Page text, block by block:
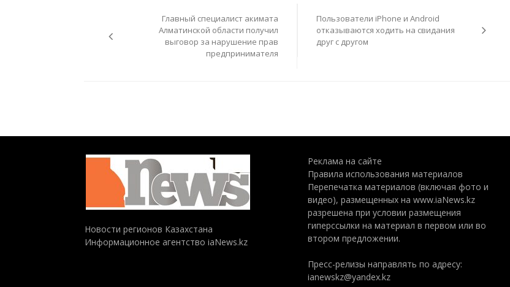
Главный специалист акимата
Алматинской области получил
выговор за нарушение прав
предпринимателя
Пользователи iPhone и Android
отказываются ходить на свидания
друг с другом
Новости регионов Казахстана
Информационное агентство iaNews.kz
Реклама на сайте
Правила использования материалов
Перепечатка материалов (включая фото и
видео), размещенных на www.iaNews.kz
разрешена при условии размещения
гиперссылки на материал в первом или во
втором предложении.
Пресс-релизы направлять по адресу:
ianewskz@yandex.kz